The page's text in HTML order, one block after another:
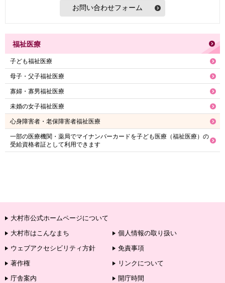
福祉医療
子ども福祉医療
母子・父子福祉医療
寡婦・寡男福祉医療
未婚の女子福祉医療
心身障害者・老保障害者福祉医療
一部の医療機関・薬局でマイナンバーカードを子ども医療（福祉医療）の
受給資格者証として利用できます
大村市公式ホームページについて
大村市はこんなまち
個人情報の取り扱い
ウェブアクセシビリティ方針
免責事項
著作権
リンクについて
庁舎案内
開庁時間